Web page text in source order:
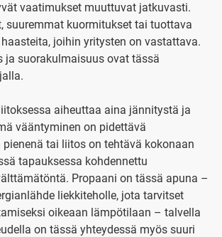
vaatimukset muuttuvat jatkuvasti.
suuremmat kuormitukset tai tuottava
joihin yritysten on vastattava.
ja suorakulmaisuus ovat tässä
aiheuttaa aina jännitystä ja
vääntyminen on pidettävä
tai liitos on tehtävä kokonaan
tapauksessa kohdennettu
Propaani on tässä apuna –
liekkiteholle, jota tarvitset
oikeaan lämpötilaan – talvella
on tässä yhteydessä myös suuri